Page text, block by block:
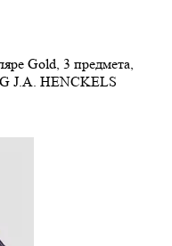
Gold, 3 предмета,
J.A. HENCKELS